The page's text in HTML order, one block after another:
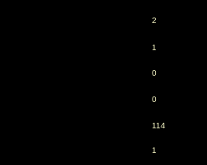
2
1
0
0
114
1